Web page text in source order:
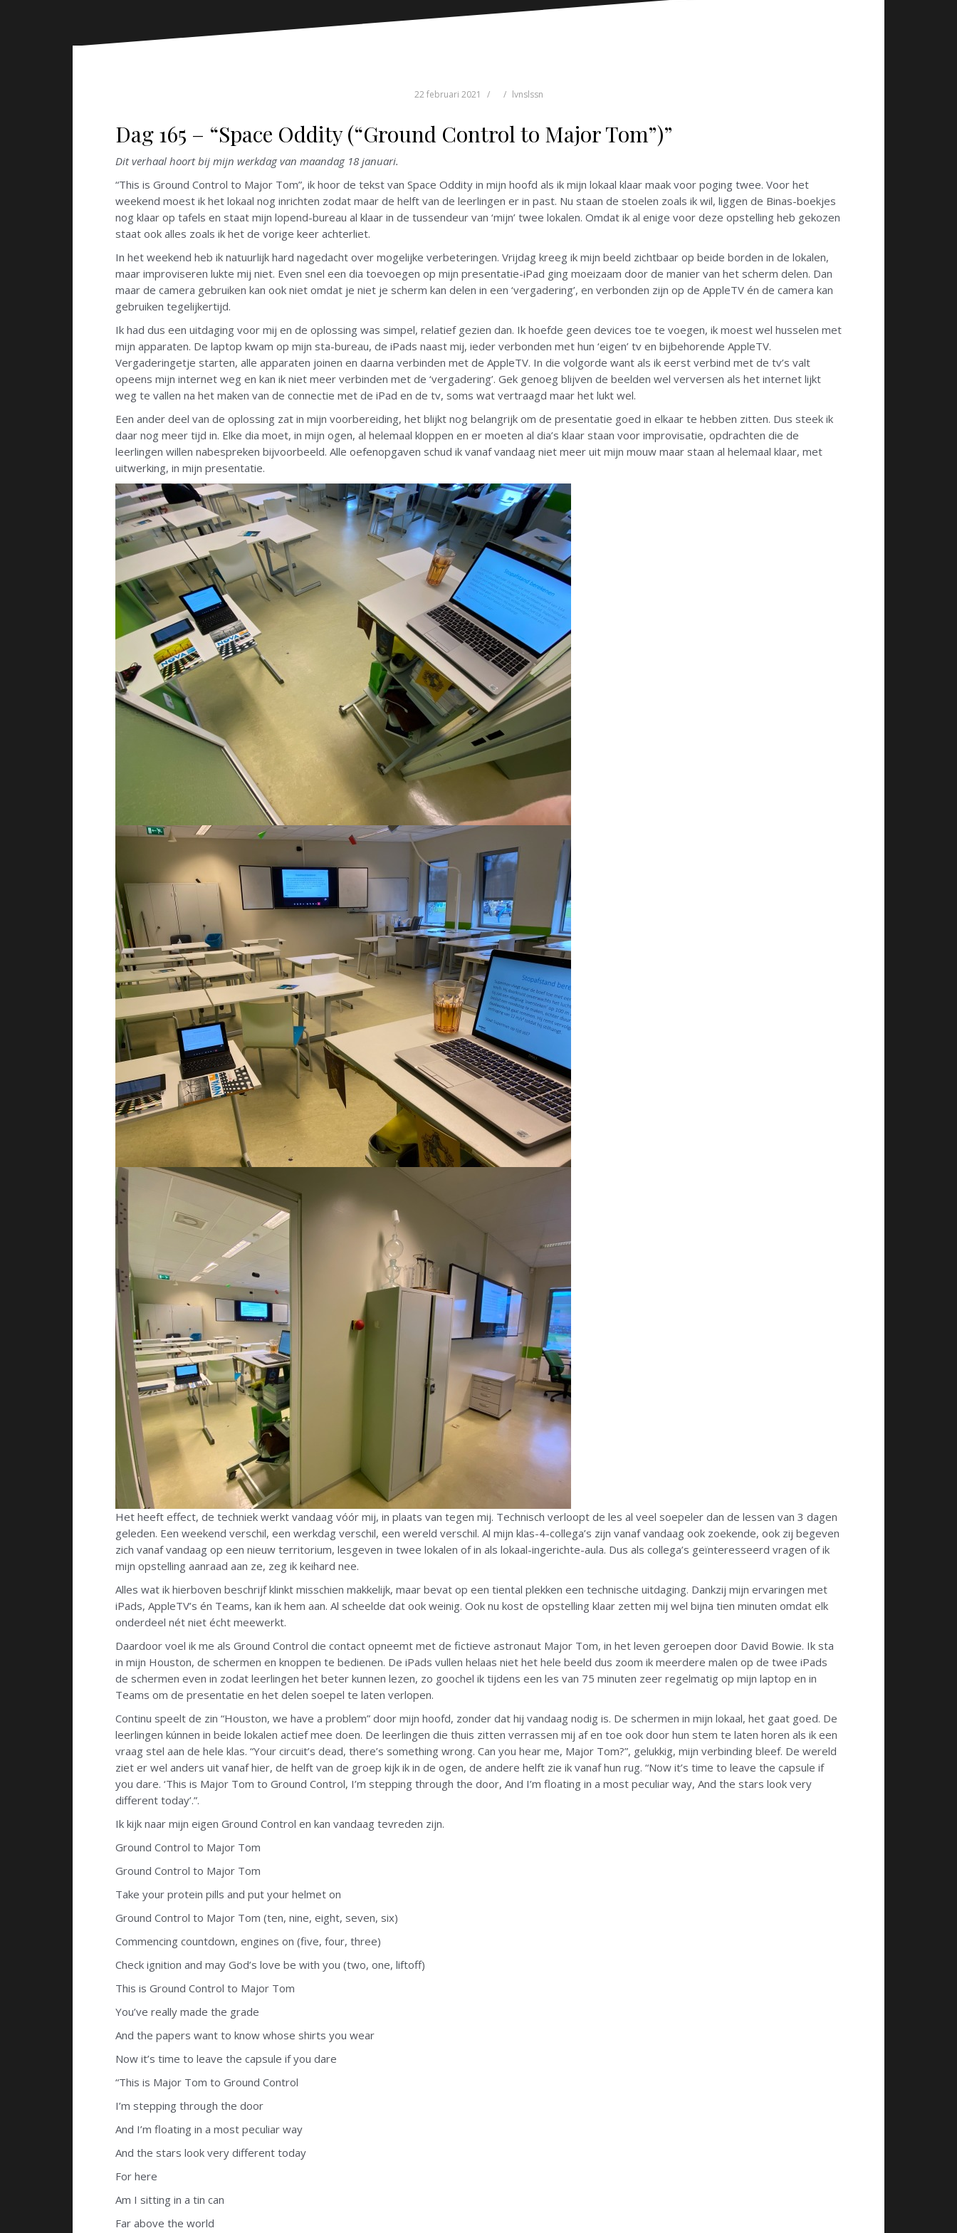
22 februari 2021 lvnslssn
Dag 165 – “Space Oddity (“Ground Control to Major Tom”)”
Dit verhaal hoort bij mijn werkdag van maandag 18 januari.
“This is Ground Control to Major Tom”, ik hoor de tekst van Space Oddity in mijn hoofd als ik mijn lokaal klaar maak voor poging twee. Voor het
weekend moest ik het lokaal nog inrichten zodat maar de helft van de leerlingen er in past. Nu staan de stoelen zoals ik wil, liggen de Binas-boekjes
nog klaar op tafels en staat mijn lopend-bureau al klaar in de tussendeur van ‘mijn’ twee lokalen. Omdat ik al enige voor deze opstelling heb gekozen
staat ook alles zoals ik het de vorige keer achterliet.
In het weekend heb ik natuurlijk hard nagedacht over mogelijke verbeteringen. Vrijdag kreeg ik mijn beeld zichtbaar op beide borden in de lokalen,
maar improviseren lukte mij niet. Even snel een dia toevoegen op mijn presentatie-iPad ging moeizaam door de manier van het scherm delen. Dan
maar de camera gebruiken kan ook niet omdat je niet je scherm kan delen in een ‘vergadering’, en verbonden zijn op de AppleTV én de camera kan
gebruiken tegelijkertijd.
Ik had dus een uitdaging voor mij en de oplossing was simpel, relatief gezien dan. Ik hoefde geen devices toe te voegen, ik moest wel husselen met
mijn apparaten. De laptop kwam op mijn sta-bureau, de iPads naast mij, ieder verbonden met hun ‘eigen’ tv en bijbehorende AppleTV.
Vergaderingetje starten, alle apparaten joinen en daarna verbinden met de AppleTV. In die volgorde want als ik eerst verbind met de tv’s valt
opeens mijn internet weg en kan ik niet meer verbinden met de ‘vergadering’. Gek genoeg blijven de beelden wel verversen als het internet lijkt
weg te vallen na het maken van de connectie met de iPad en de tv, soms wat vertraagd maar het lukt wel.
Een ander deel van de oplossing zat in mijn voorbereiding, het blijkt nog belangrijk om de presentatie goed in elkaar te hebben zitten. Dus steek ik
daar nog meer tijd in. Elke dia moet, in mijn ogen, al helemaal kloppen en er moeten al dia’s klaar staan voor improvisatie, opdrachten die de
leerlingen willen nabespreken bijvoorbeeld. Alle oefenopgaven schud ik vanaf vandaag niet meer uit mijn mouw maar staan al helemaal klaar, met
uitwerking, in mijn presentatie.
Het heeft effect, de techniek werkt vandaag vóór mij, in plaats van tegen mij. Technisch verloopt de les al veel soepeler dan de lessen van 3 dagen
geleden. Een weekend verschil, een werkdag verschil, een wereld verschil. Al mijn klas-4-collega’s zijn vanaf vandaag ook zoekende, ook zij begeven
zich vanaf vandaag op een nieuw territorium, lesgeven in twee lokalen of in als lokaal-ingerichte-aula. Dus als collega’s geïnteresseerd vragen of ik
mijn opstelling aanraad aan ze, zeg ik keihard nee.
Alles wat ik hierboven beschrijf klinkt misschien makkelijk, maar bevat op een tiental plekken een technische uitdaging. Dankzij mijn ervaringen met
iPads, AppleTV’s én Teams, kan ik hem aan. Al scheelde dat ook weinig. Ook nu kost de opstelling klaar zetten mij wel bijna tien minuten omdat elk
onderdeel nét niet écht meewerkt.
Daardoor voel ik me als Ground Control die contact opneemt met de fictieve astronaut Major Tom, in het leven geroepen door David Bowie. Ik sta
in mijn Houston, de schermen en knoppen te bedienen. De iPads vullen helaas niet het hele beeld dus zoom ik meerdere malen op de twee iPads
de schermen even in zodat leerlingen het beter kunnen lezen, zo goochel ik tijdens een les van 75 minuten zeer regelmatig op mijn laptop en in
Teams om de presentatie en het delen soepel te laten verlopen.
Continu speelt de zin “Houston, we have a problem” door mijn hoofd, zonder dat hij vandaag nodig is. De schermen in mijn lokaal, het gaat goed. De
leerlingen kúnnen in beide lokalen actief mee doen. De leerlingen die thuis zitten verrassen mij af en toe ook door hun stem te laten horen als ik een
vraag stel aan de hele klas. “Your circuit’s dead, there’s something wrong. Can you hear me, Major Tom?”, gelukkig, mijn verbinding bleef. De wereld
ziet er wel anders uit vanaf hier, de helft van de groep kijk ik in de ogen, de andere helft zie ik vanaf hun rug. “Now it’s time to leave the capsule if
you dare. ‘This is Major Tom to Ground Control, I’m stepping through the door, And I’m floating in a most peculiar way, And the stars look very
different today’.”.
Ik kijk naar mijn eigen Ground Control en kan vandaag tevreden zijn.
Ground Control to Major Tom
Ground Control to Major Tom
Take your protein pills and put your helmet on
Ground Control to Major Tom (ten, nine, eight, seven, six)
Commencing countdown, engines on (five, four, three)
Check ignition and may God’s love be with you (two, one, liftoff)
This is Ground Control to Major Tom
You’ve really made the grade
And the papers want to know whose shirts you wear
Now it’s time to leave the capsule if you dare
“This is Major Tom to Ground Control
I’m stepping through the door
And I’m floating in a most peculiar way
And the stars look very different today
For here
Am I sitting in a tin can
Far above the world